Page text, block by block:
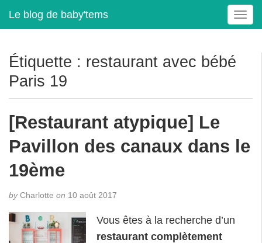
Le blog de baby'tems
T
o
g
Étiquette : restaurant avec bébé
Paris 19
[Restaurant atypique] Le
Pavillon des canaux dans le
19ème
byCharlotte on 10 août 2017
Vous êtes à la recherche d’un
restaurant complètement